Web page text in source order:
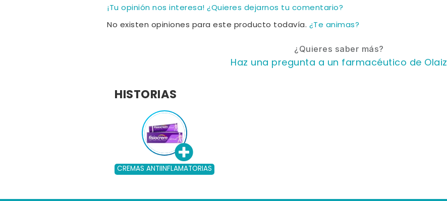
¡Tu opinión nos interesa! ¿Quieres dejarnos tu comentario?
No existen opiniones para este producto todavía. ¿Te animas?
¿Quieres saber más?
Haz una pregunta a un farmacéutico de Olaiz
HISTORIAS
CREMAS ANTIINFLAMATORIAS